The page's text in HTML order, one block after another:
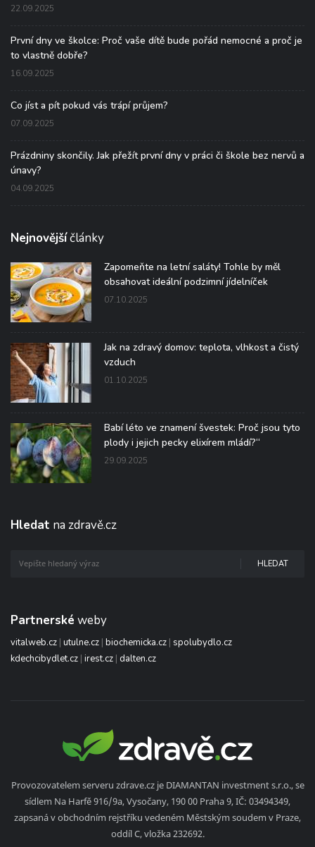
22.09.2025
První dny ve školce: Proč vaše dítě bude pořád nemocné a proč je
to vlastně dobře?
16.09.2025
Co jíst a pít pokud vás trápí průjem?
07.09.2025
Prázdniny skončily. Jak přežít první dny v práci či škole bez nervů a
únavy?
04.09.2025
Nejnovějšíčlánky
Zapomeňte na letní saláty! Tohle by měl
obsahovat ideální podzimní jídelníček
07.10.2025
Jak na zdravý domov: teplota, vlhkost a čistý
vzduch
01.10.2025
Babí léto ve znamení švestek: Proč jsou tyto
plody i jejich pecky elixírem mládí?“
29.09.2025
Hledat na zdravě.cz
HLEDAT
Partnerské weby
vitalweb.cz | utulne.cz | biochemicka.cz | spolubydlo.cz
kdechcibydlet.cz | irest.cz | dalten.cz
Provozovatelem serveru zdrave.cz je DIAMANTAN investment s.r.o., se
sídlem Na Harfě 916/9a, Vysočany, 190 00 Praha 9, IČ: 03494349,
zapsaná v obchodním rejstříku vedeném Městským soudem v Praze,
oddíl C, vložka 232692.